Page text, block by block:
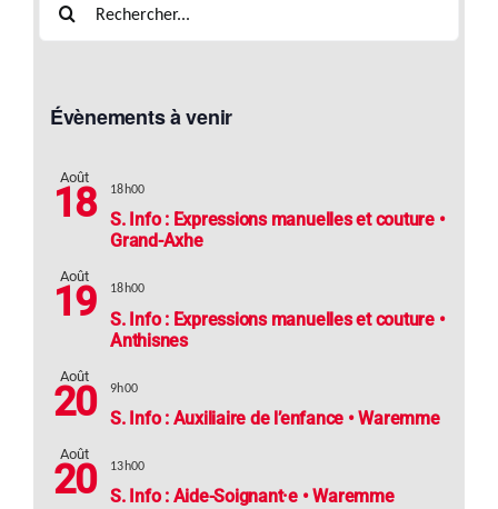
Évènements à venir
Août
18 18h00
S. Info : Expressions manuelles et couture •
Grand-Axhe
Août
19 18h00
S. Info : Expressions manuelles et couture •
Anthisnes
Août
20 9h00
S. Info : Auxiliaire de l’enfance • Waremme
Août
20 13h00
S. Info : Aide-Soignant·e • Waremme